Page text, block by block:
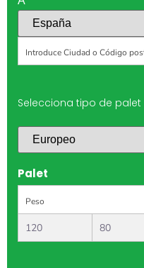
Selecciona tipo de palet
Palet